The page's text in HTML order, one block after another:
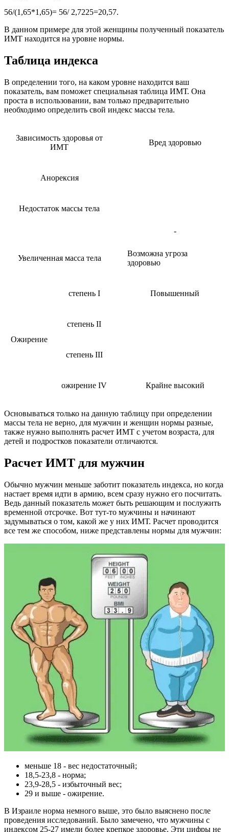
56/(1,65*1,65)= 56/ 2,7225=20,57.
В данном примере для этой женщины полученный показатель
ИМТ находится на уровне нормы.
Таблица индекса
В определении того, на каком уровне находится ваш
показатель, вам поможет специальная таблица ИМТ. Она
проста в использовании, вам только предварительно
необходимо определить свой индекс массы тела.
Зависимость здоровья от
ИМТ
Вред здоровью
Анорексия
Недостаток массы тела
-
Увеличенная масса тела
Возможна угроза
здоровью
Ожирение
степень I Повышенный
степень II
степень III
ожирение IV Крайне высокий
Основываться только на данную таблицу при определении
массы тела не верно, для мужчин и женщин нормы разные,
также нужно выполнять расчет ИМТ с учетом возраста, для
детей и подростков показатели отличаются.
Расчет ИМТ для мужчин
Обычно мужчин меньше заботит показатель индекса, но когда
настает время идти в армию, всем сразу нужно его посчитать.
Ведь данный показатель может быть решающим и послужить
временной отсрочке. Вот тут-то мужчины и начинают
задумываться о том, какой же у них ИМТ. Расчет проводится
все тем же способом, ниже представлены нормы для мужчин:
меньше 18 - вес недостаточный;
18,5-23,8 - норма;
23,9-28,5 - избыточный вес;
29 и выше - ожирение.
В Израиле норма немного выше, это было выяснено после
проведения исследований. Было замечено, что мужчины с
индексом 25-27 имели более крепкое здоровье. Эти цифры не